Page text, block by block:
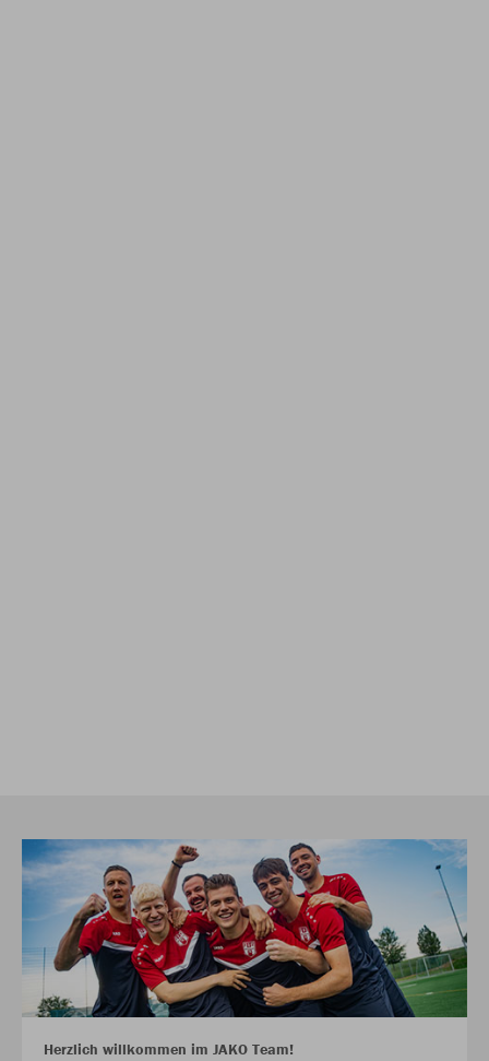
Herzlich willkommen im JAKO Team!